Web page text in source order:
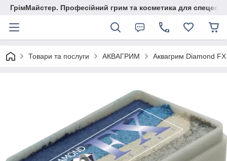
ГрімМайстер. Професійний грим та косметика для
Товари та послуги АКВАГРИМ Аквагрим Diamond FX